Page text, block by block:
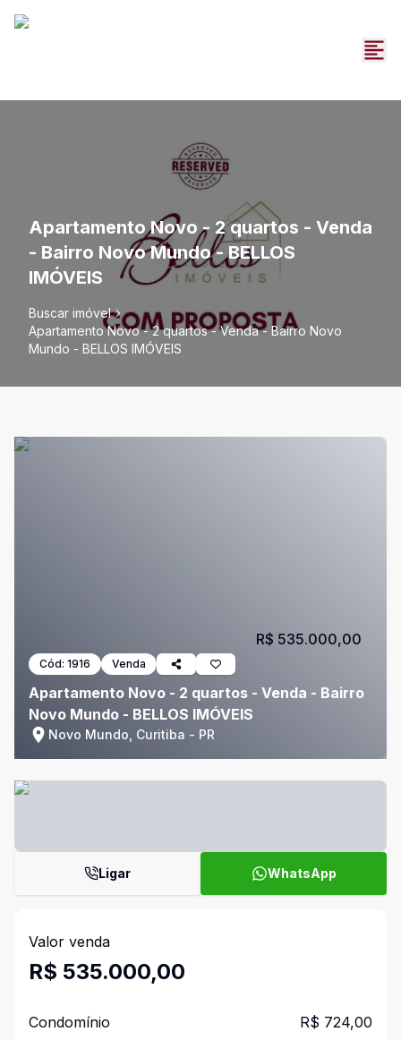
Apartamento Novo - 2 quartos - Venda
- Bairro Novo Mundo - BELLOS
IMÓVEIS
Buscar imóvel
Apartamento Novo - 2 quartos - Venda - Bairro Novo
Mundo - BELLOS IMÓVEIS
Cód: 1916 Venda
Apartamento Novo - 2 quartos - Venda - Bairro
Novo Mundo - BELLOS IMÓVEIS
Novo Mundo, Curitiba - PR
R$ 535.000,00
Ligar WhatsApp
Valor venda
R$ 535.000,00
Condomínio R$ 724,00